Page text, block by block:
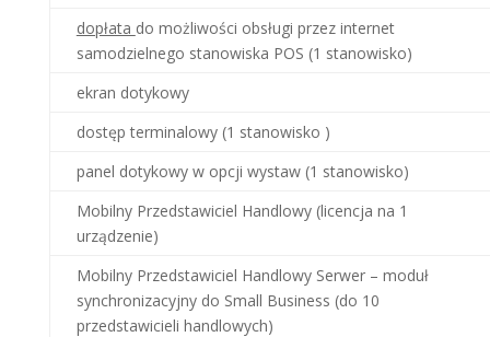
dopłata do możliwości obsługi przez internet
samodzielnego stanowiska POS (1 stanowisko)
ekran dotykowy
dostęp terminalowy (1 stanowisko )
panel dotykowy w opcji wystaw (1 stanowisko)
Mobilny Przedstawiciel Handlowy (licencja na 1
urządzenie)
Mobilny Przedstawiciel Handlowy Serwer – moduł
synchronizacyjny do Small Business (do 10
przedstawicieli handlowych)